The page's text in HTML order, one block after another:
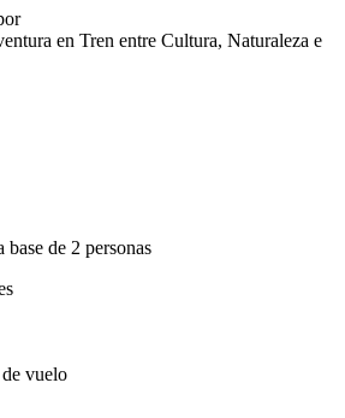
en Tren entre Cultura, Naturaleza e
de 2 personas
vuelo